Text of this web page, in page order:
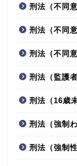
刑法（不同
刑法（不同
刑法（不同
刑法（監護
刑法（16歳
刑法（強制
刑法（強制